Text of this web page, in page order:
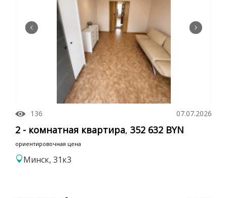
136 07.07.2026
2 - комнатная квартира, 352 632 BYN
ориентировочная цена
Минск, 31к3